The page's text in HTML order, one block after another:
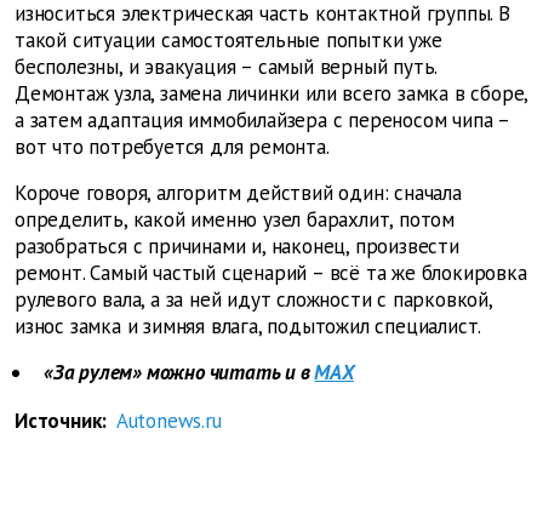
износиться электрическая часть контактной группы. В
такой ситуации самостоятельные попытки уже
бесполезны, и эвакуация – самый верный путь.
Демонтаж узла, замена личинки или всего замка в сборе,
а затем адаптация иммобилайзера с переносом чипа –
вот что потребуется для ремонта.
Короче говоря, алгоритм действий один: сначала
определить, какой именно узел барахлит, потом
разобраться с причинами и, наконец, произвести
ремонт. Самый частый сценарий – всё та же блокировка
рулевого вала, а за ней идут сложности с парковкой,
износ замка и зимняя влага, подытожил специалист.
«За рулем» можно читать и вMAX
Источник: Autonews.ru